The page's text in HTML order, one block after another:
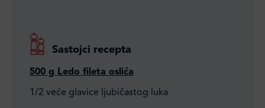
Sastojci recepta
500 g Ledo fileta oslića
1/2 veće glavice ljubičastog luka